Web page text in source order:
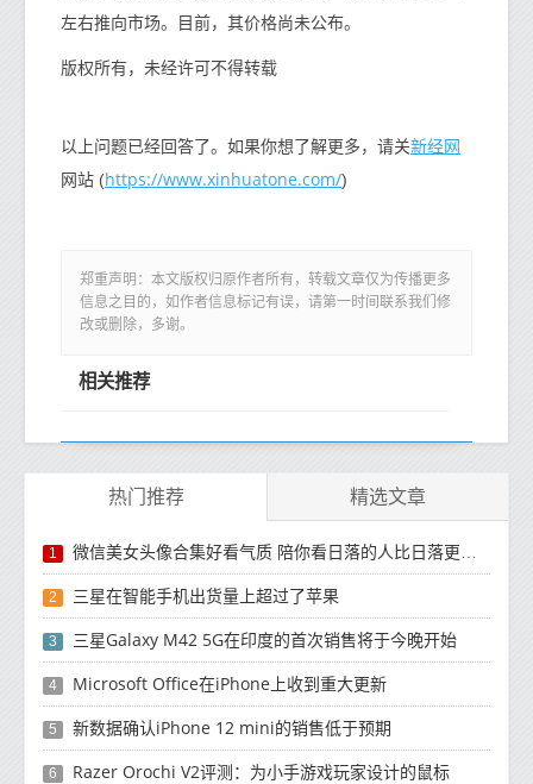
左右推向市场。目前，其价格尚未公布。
版权所有，未经许可不得转载
以上问题已经回答了。如果你想了解更多，请关新经网
网站 (https://www.xinhuatone.com/)
郑重声明：本文版权归原作者所有，转载文章仅为传播更多
信息之目的，如作者信息标记有误，请第一时间联系我们修
改或删除，多谢。
相关推荐
热门推荐 精选文章
1 微信美女头像合集好看气质 陪你看日落的人比日落更浪漫
2 三星在智能手机出货量上超过了苹果
3 三星Galaxy M42 5G在印度的首次销售将于今晚开始
4 Microsoft Office在iPhone上收到重大更新
5 新数据确认iPhone 12 mini的销售低于预期
6 Razer Orochi V2评测：为小手游戏玩家设计的鼠标